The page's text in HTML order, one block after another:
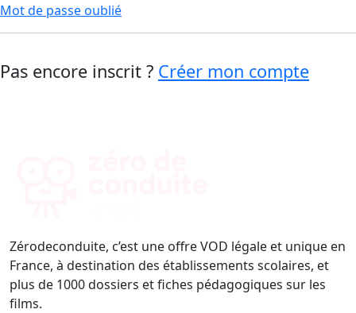
Mot de passe oublié
Pas encore inscrit ? Créer mon compte
Zérodeconduite, c’est une offre VOD légale et unique en
France, à destination des établissements scolaires, et
plus de 1000 dossiers et fiches pédagogiques sur les
films.